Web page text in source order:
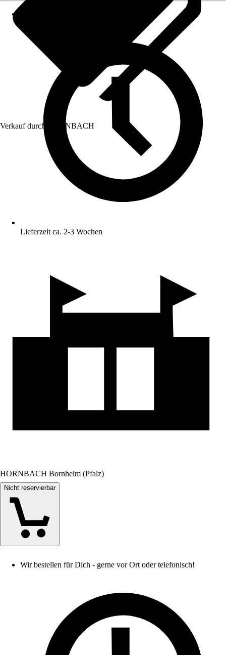
Verkauf durch: HORNBACH
Lieferzeit ca. 2-3 Wochen
HORNBACH Bornheim (Pfalz)
Nicht reservierbar
Wir bestellen für Dich - gerne vor Ort oder telefonisch!